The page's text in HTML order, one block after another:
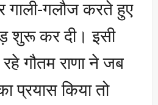
गाली-गलौज करते हुए
शुरू कर दी। इसी
गौतम राणा ने जब
प्रयास किया तो